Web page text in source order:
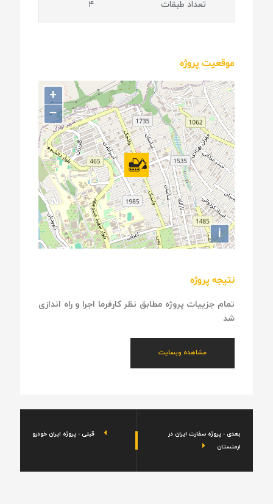
تعداد طبقات ۴
موقعیت پروژه
+
−
i
نتیجه پروژه
تمام جزییات پروژه مطابق نظر کارفرما اجرا و راه اندازی
شد
مشاهده وبسایت
قبلی - پروژه ایران خودرو
بعدی - پروژه سفارت ایران در
ارمنستان